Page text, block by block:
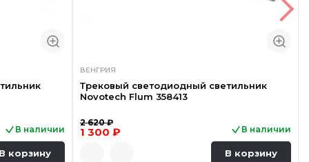
В наличии
В корзину
ВЕНГРИЯ
Трековый светодиодный светильник
Novotech Flum 358413
2 620 ₽
1 300 ₽ В наличии
В корзину